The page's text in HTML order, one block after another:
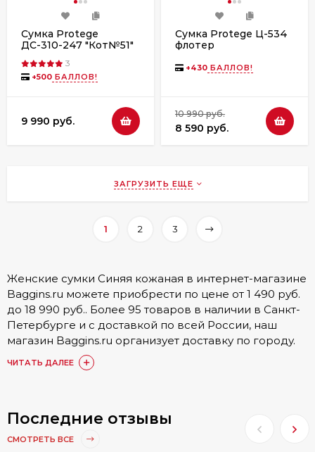
Сумка Protege
ДС-310-247 "Кот№51"
3
+500 БАЛЛОВ!
9 990 руб.
Сумка Protege Ц-534
флотер
+430 БАЛЛОВ!
10 990 руб.
8 590 руб.
ЗАГРУЗИТЬ ЕЩЕ
1 2 3
Женские сумки Синяя кожаная в интернет-магазине
Baggins.ru можете приобрести по цене от 1 490 руб.
до 18 990 руб.. Более 95 товаров в наличии в Санкт-
Петербурге и с доставкой по всей России, наш
магазин Baggins.ru организует доставку по городу.
Подробные условия доставки, а также стоимость
доступна в разделе
онлайн на сайте. Также доступен заказ по номеру
телефона 8 (800) 511-35-52 или в одном из 15 наших
магазинов. Наши постоянные покупатели по
ЧИТАТЬ ДАЛЕЕ
Последние отзывы
СМОТРЕТЬ ВСЕ